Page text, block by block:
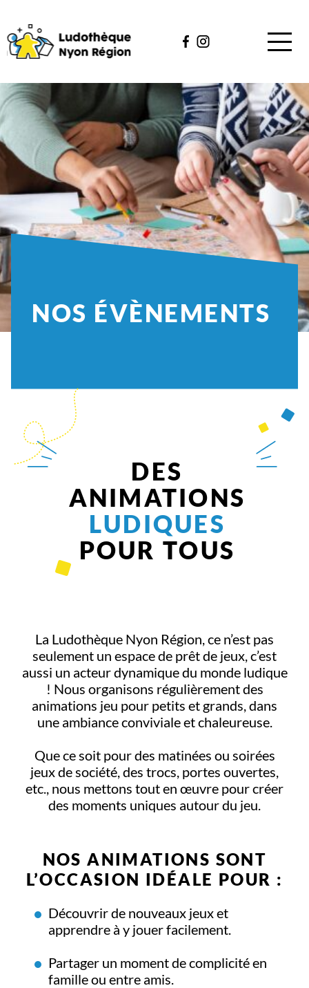
QUI SOMMES-NOUS ?
CATALOGUE
ÉVÈNEMENTS
NOUS AIDER
MES JEUX
CONTACT
NOS ÉVÈNEMENTS
DES
ANIMATIONS
LUDIQUES
POUR TOUS
La Ludothèque Nyon Région, ce n’est pas
seulement un espace de prêt de jeux, c’est
aussi un acteur dynamique du monde ludique
! Nous organisons régulièrement des
animations jeu pour petits et grands, dans
une ambiance conviviale et chaleureuse.
Que ce soit pour des matinées ou soirées
jeux de société, des trocs, portes ouvertes,
etc., nous mettons tout en œuvre pour créer
des moments uniques autour du jeu.
NOS ANIMATIONS SONT
L’OCCASION IDÉALE POUR :
Découvrir de nouveaux jeux et
apprendre à y jouer facilement.
Partager un moment de complicité en
famille ou entre amis.